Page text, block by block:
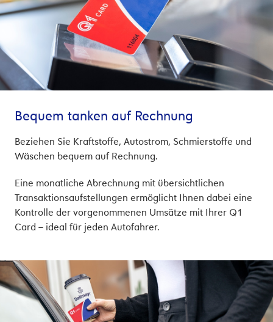
Bequem tanken auf Rechnung
Beziehen Sie Kraftstoffe, Autostrom, Schmierstoffe und
Wäschen bequem auf Rechnung.
Eine monatliche Abrechnung mit übersichtlichen
Transaktionsaufstellungen ermöglicht Ihnen dabei eine
Kontrolle der vorgenommenen Umsätze mit Ihrer Q1
Card – ideal für jeden Autofahrer.